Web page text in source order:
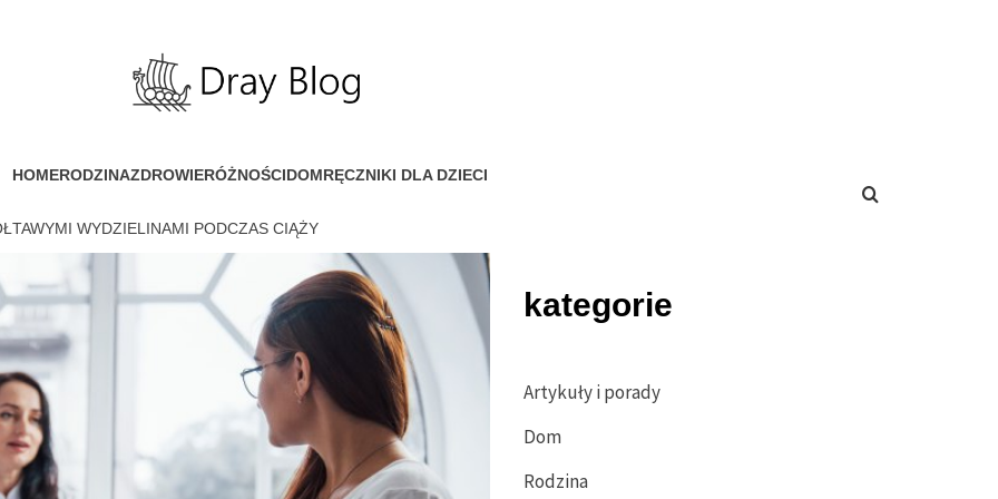
HOMERODZINAZDROWIERÓŻNOŚCIDOMRĘCZNIKI DLA DZIECI
WYDZIELINAMI PODCZAS CIĄŻY
kategorie
Artykuły i porady
Dom
Rodzina